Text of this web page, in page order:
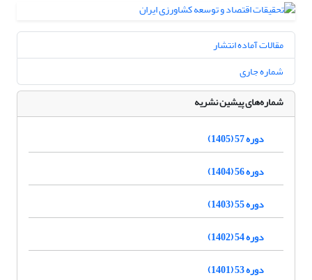
مقالات آماده انتشار
شماره جاری
شماره‌های پیشین نشریه
دوره 57 (1405)
دوره 56 (1404)
دوره 55 (1403)
دوره 54 (1402)
دوره 53 (1401)